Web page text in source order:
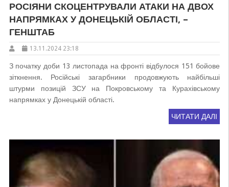
РОСІЯНИ СКОЦЕНТРУВАЛИ АТАКИ НА ДВОХ
НАПРЯМКАХ У ДОНЕЦЬКІЙ ОБЛАСТІ, –
ГЕНШТАБ
13.11.2024 23:18
З початку доби 13 листопада на фронті відбулося 151 бойове
зіткнення. Російські загарбники продовжують найбільші
штурми позицій ЗСУ на Покровському та Курахівському
напрямках у Донецькій області.
ЧИТАТИ ДАЛІ